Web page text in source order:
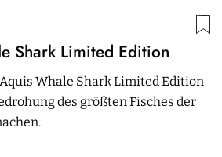
Shark Limited Edition
Whale Shark Limited Edition
des größten Fisches der